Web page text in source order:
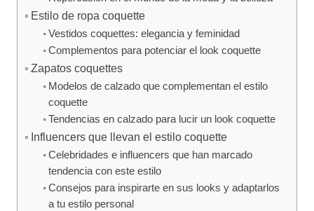
Estilo de ropa coquette
Vestidos coquettes: elegancia y feminidad
Complementos para potenciar el look coquette
Zapatos coquettes
Modelos de calzado que complementan el estilo
coquette
Tendencias en calzado para lucir un look coquette
Influencers que llevan el estilo coquette
Celebridades e influencers que han marcado
tendencia con este estilo
Consejos para inspirarte en sus looks y adaptarlos
a tu estilo personal